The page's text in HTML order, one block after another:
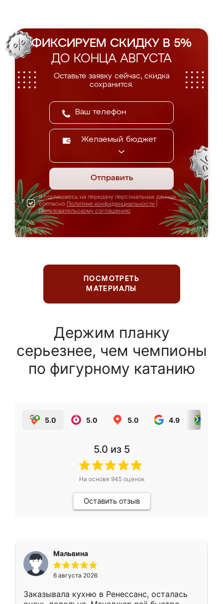
ФИКСИРУЕМ СКИДКУ В 5%
ДО КОНЦА АВГУСТА
Оставьте заявку сейчас, скидка
сохранится.
Желаемый бюджет
Отправить
Я соглашаюсь на передачу персональных данных
согласно Политике конфиденциальности
Пользовательскому соглашению
ПОСМОТРЕТЬ
МАТЕРИАЛЫ
Держим планку
серьезнее, чем чемпионы
по фигурному катанию
5.0 5.0 5.0 4.9
5.0 из 5
На основе 945оценок
Оставить отзыв
Мальвина
6 августа 2026
Заказывала кухню в Ренессанс, осталась